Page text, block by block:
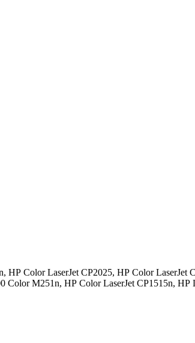
HP Color LaserJet CP2025, HP Color LaserJet
Color M251n, HP Color LaserJet CP1515n, HP